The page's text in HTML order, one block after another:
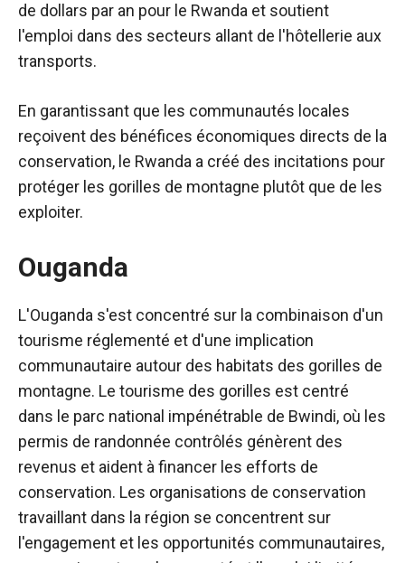
de dollars par an pour le Rwanda et soutient
l'emploi dans des secteurs allant de l'hôtellerie aux
transports.
En garantissant que les communautés locales
reçoivent des bénéfices économiques directs de la
conservation, le Rwanda a créé des incitations pour
protéger les gorilles de montagne plutôt que de les
exploiter.
Ouganda
L'Ouganda s'est concentré sur la combinaison d'un
tourisme réglementé et d'une implication
communautaire autour des habitats des gorilles de
montagne. Le tourisme des gorilles est centré
dans le parc national impénétrable de Bwindi, où les
permis de randonnée contrôlés génèrent des
revenus et aident à financer les efforts de
conservation. Les organisations de conservation
travaillant dans la région se concentrent sur
l'engagement et les opportunités communautaires,